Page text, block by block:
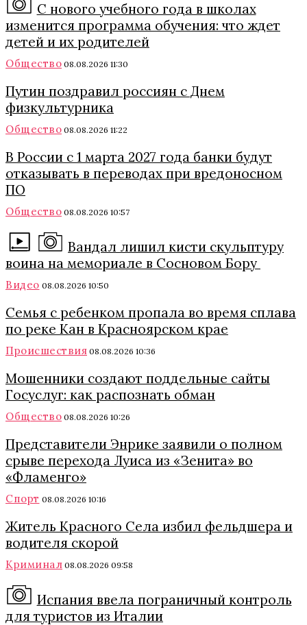
С нового учебного года в школах
изменится программа обучения: что ждет
детей и их родителей
Общество 08.08.2026 11:30
Путин поздравил россиян с Днем
физкультурника
Общество 08.08.2026 11:22
В России с 1 марта 2027 года банки будут
отказывать в переводах при вредоносном
ПО
Общество 08.08.2026 10:57
Вандал лишил кисти скульптуру
воина на мемориале в Сосновом Бору
Видео 08.08.2026 10:50
Семья с ребенком пропала во время сплава
по реке Кан в Красноярском крае
Происшествия 08.08.2026 10:36
Мошенники создают поддельные сайты
Госуслуг: как распознать обман
Общество 08.08.2026 10:26
Представители Энрике заявили о полном
срыве перехода Луиса из «Зенита» во
«Фламенго»
Спорт 08.08.2026 10:16
Житель Красного Села избил фельдшера и
водителя скорой
Криминал 08.08.2026 09:58
Испания ввела пограничный контроль
для туристов из Италии